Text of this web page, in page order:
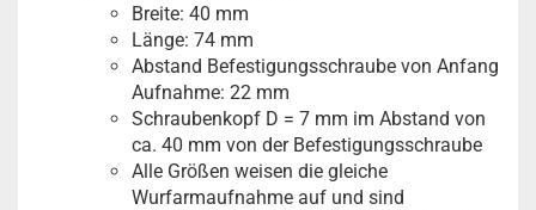
Breite: 40 mm
Länge: 74 mm
Abstand Befestigungsschraube von Anfang
Aufnahme: 22 mm
Schraubenkopf D = 7 mm im Abstand von
ca. 40 mm von der Befestigungsschraube
Alle Größen weisen die gleiche
Wurfarmaufnahme auf und sind